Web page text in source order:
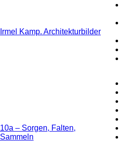
Irmel Kamp. Architekturbilder
10a – Sorgen, Falten,
Sammeln